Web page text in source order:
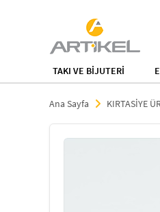
TAKI VE BİJUTERİ
Ana Sayfa KIRTASİYE